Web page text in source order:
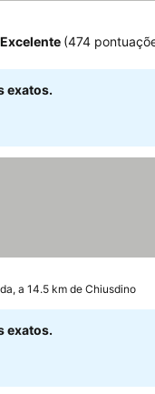
Excelente (474
exatos.
a 14.5 km de Chiusdino
exatos.